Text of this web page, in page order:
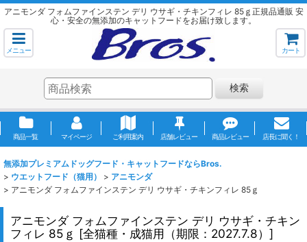
アニモンダ フォムファインステン デリ ウサギ・チキンフィレ 85ｇ正規品通販 安
心・安全の無添加のキャットフードをお届け致します。
メニュー カート
検索
商品一覧 マイページ ご利用案内 店舗レビュー 商品レビュー 店長に聞く！
無添加プレミアムドッグフード・キャットフードならBros.
> ウエットフード（猫用） > アニモンダ
> アニモンダ フォムファインステン デリ ウサギ・チキンフィレ 85ｇ
アニモンダ フォムファインステン デリ ウサギ・チキン
フィレ 85ｇ [全猫種・成猫用（期限：2027.7.8） ]